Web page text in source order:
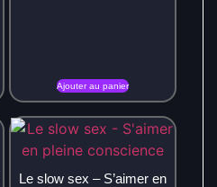
Ajouter au panier
Le slow sex – S’aimer en